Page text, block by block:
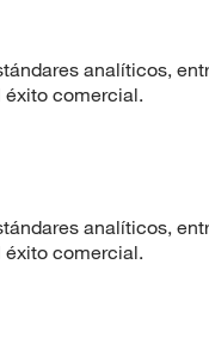
analíticos,
éxito comercial.
analíticos,
éxito comercial.